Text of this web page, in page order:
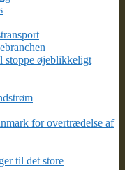
stoppe øjeblikkeligt
for overtrædelse af
til det store